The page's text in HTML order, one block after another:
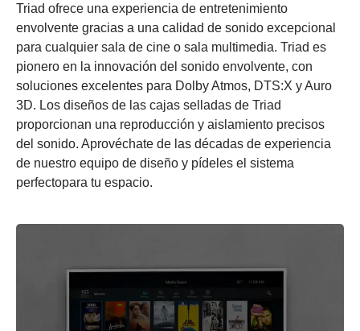
Triad ofrece una experiencia de entretenimiento
envolvente gracias a una calidad de sonido excepcional
para cualquier sala de cine o sala multimedia. Triad es
pionero en la innovación del sonido envolvente, con
soluciones excelentes para Dolby Atmos, DTS:X y Auro
3D. Los diseños de las cajas selladas de Triad
proporcionan una reproducción y aislamiento precisos
del sonido. Aprovéchate de las décadas de experiencia
de nuestro equipo de diseño y pídeles el sistema
perfectopara tu espacio.